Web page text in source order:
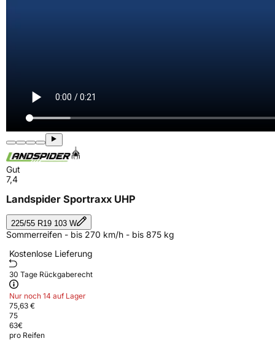
Gut
7,4
Landspider Sportraxx UHP
225/55 R19 103 W
Sommerreifen - bis 270 km/h - bis 875 kg
Kostenlose Lieferung
30 Tage Rückgaberecht
Nur noch 14 auf Lager
75,63 €
75
63€
pro Reifen